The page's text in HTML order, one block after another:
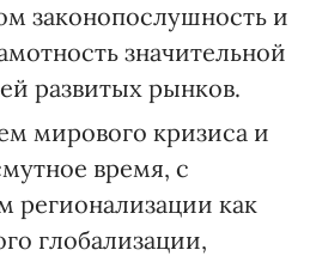
законопослушность и
значительной
развитых рынков.
мирового кризиса и
время, с
регионализации как
глобализации,